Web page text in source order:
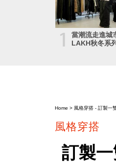
1
當潮流走進城
LAKH秋冬系
Home > 風格穿搭 - 訂製一
風格穿搭
訂製